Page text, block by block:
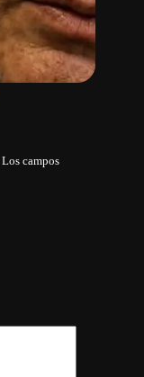
Los campos